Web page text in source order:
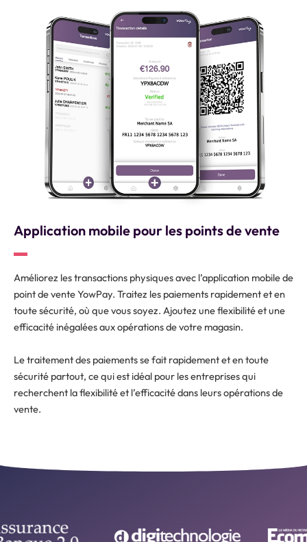
Application mobile pour les points de vente
Améliorez les transactions physiques avec l’application mobile de
point de vente YowPay. Traitez les paiements rapidement et en
toute sécurité, où que vous soyez. Ajoutez une flexibilité et une
efficacité inégalées aux opérations de votre magasin.
Le traitement des paiements se fait rapidement et en toute
sécurité partout, ce qui est idéal pour les entreprises qui
recherchent la flexibilité et l’efficacité dans leurs opérations de
vente.